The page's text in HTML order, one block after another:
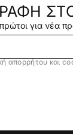
για νέα
απορρήτου και